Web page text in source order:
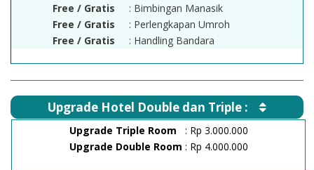
Free / Gratis
: Bimbingan Manasik
Free / Gratis
: Perlengkapan Umroh
Free / Gratis
: Handling Bandara
Upgrade Hotel Double dan Triple :
Upgrade Triple Room
: Rp 3.000.000
Upgrade Double Room : Rp 4.000.000